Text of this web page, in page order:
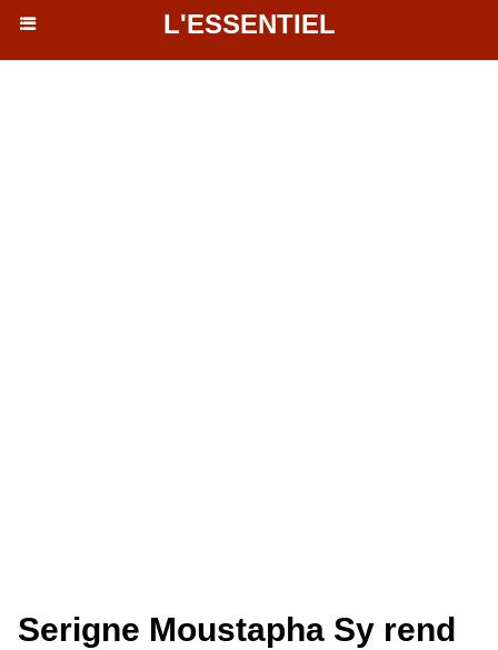
L'ESSENTIEL
Serigne Moustapha Sy rend